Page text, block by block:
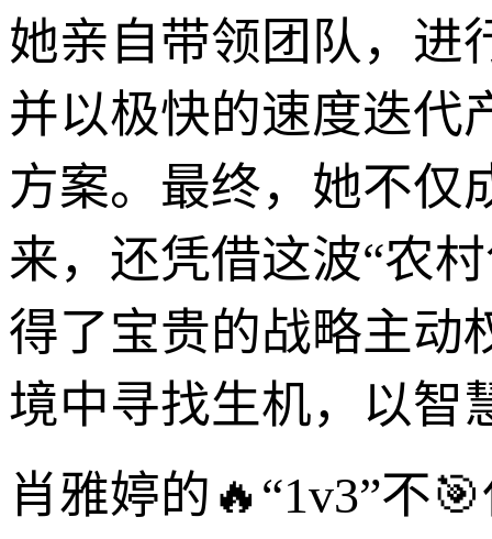
她亲自带领团队，进
并以极快的速度迭代
方案。最终，她不仅
来，还凭借这波“农
得了宝贵的战略主动
境中寻找生机，以智
肖雅婷的🔥“1v3”不